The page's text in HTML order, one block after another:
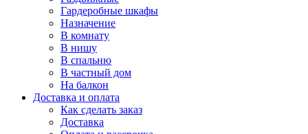
Гардеробные шкафы
Назначение
В комнату
В нишу
В спальню
В частный дом
На балкон
Доставка и оплата
Как сделать заказ
Доставка